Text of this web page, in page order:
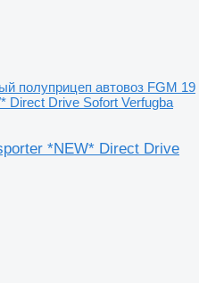
полуприцеп автовоз FGM 19
Direct Drive Sofort Verfugba
*NEW* Direct Drive